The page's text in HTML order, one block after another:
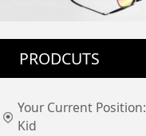
PRODCUTS
Your Current Position:
Kid